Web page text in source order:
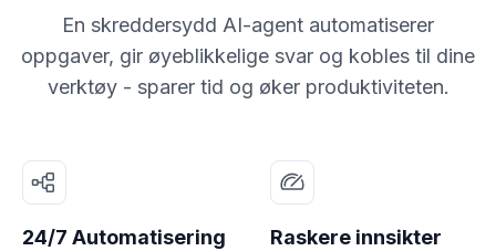
En skreddersydd AI-agent automatiserer
oppgaver, gir øyeblikkelige svar og kobles til dine
verktøy - sparer tid og øker produktiviteten.
24/7 Automatisering Raskere innsikter